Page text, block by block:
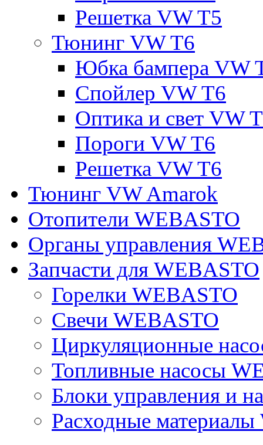
Решетка VW T5
Тюнинг VW T6
Юбка бампера VW
Спойлер VW T6
Оптика и свет VW
Пороги VW T6
Решетка VW T6
Тюнинг VW Amarok
Отопители WEBASTO
Органы управления
Запчасти для WEBASTO
Горелки WEBASTO
Свечи WEBASTO
Циркуляционные
Топливные насосы
Блоки управления и
Расходные